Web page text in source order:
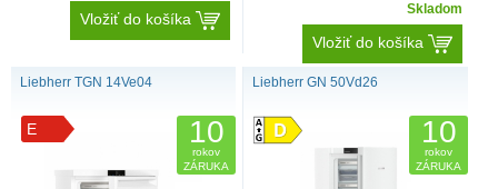
Vložiť do košíka
Skladom
Vložiť do košíka
Liebherr TGN 14Ve04
E 10
rokov
ZÁRUKA
Liebherr GN 50Vd26
10
rokov
ZÁRUKA